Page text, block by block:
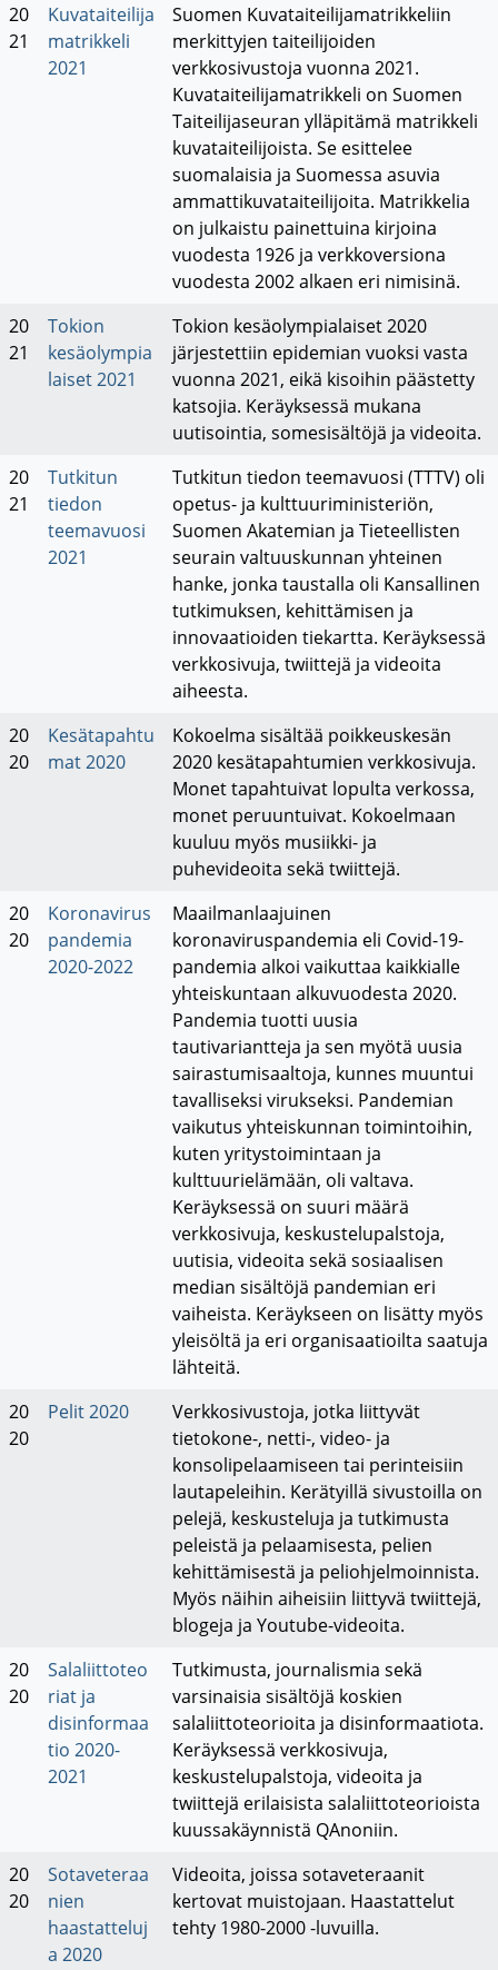
20
21
Kuvataiteilija
matrikkeli
2021
Suomen Kuvataiteilijamatrikkeliin
merkittyjen taiteilijoiden
verkkosivustoja vuonna 2021.
Kuvataiteilijamatrikkeli on Suomen
Taiteilijaseuran ylläpitämä matrikkeli
kuvataiteilijoista. Se esittelee
suomalaisia ja Suomessa asuvia
ammattikuvataiteilijoita. Matrikkelia
on julkaistu painettuina kirjoina
vuodesta 1926 ja verkkoversiona
vuodesta 2002 alkaen eri nimisinä.
20
21
Tokion
kesäolympia
laiset 2021
Tokion kesäolympialaiset 2020
järjestettiin epidemian vuoksi vasta
vuonna 2021, eikä kisoihin päästetty
katsojia. Keräyksessä mukana
uutisointia, somesisältöjä ja videoita.
20
21
Tutkitun
tiedon
teemavuosi
2021
Tutkitun tiedon teemavuosi (TTTV) oli
opetus- ja kulttuuriministeriön,
Suomen Akatemian ja Tieteellisten
seurain valtuuskunnan yhteinen
hanke, jonka taustalla oli Kansallinen
tutkimuksen, kehittämisen ja
innovaatioiden tiekartta. Keräyksessä
verkkosivuja, twiittejä ja videoita
aiheesta.
20
20
Kesätapahtu
mat 2020
Kokoelma sisältää poikkeuskesän
2020 kesätapahtumien verkkosivuja.
Monet tapahtuivat lopulta verkossa,
monet peruuntuivat. Kokoelmaan
kuuluu myös musiikki- ja
puhevideoita sekä twiittejä.
20
20
Koronavirus
pandemia
2020-2022
Maailmanlaajuinen
koronaviruspandemia eli Covid-19-
pandemia alkoi vaikuttaa kaikkialle
yhteiskuntaan alkuvuodesta 2020.
Pandemia tuotti uusia
tautivariantteja ja sen myötä uusia
sairastumisaaltoja, kunnes muuntui
tavalliseksi virukseksi. Pandemian
vaikutus yhteiskunnan toimintoihin,
kuten yritystoimintaan ja
kulttuurielämään, oli valtava.
Keräyksessä on suuri määrä
verkkosivuja, keskustelupalstoja,
uutisia, videoita sekä sosiaalisen
median sisältöjä pandemian eri
vaiheista. Keräykseen on lisätty myös
yleisöltä ja eri organisaatioilta saatuja
lähteitä.
20
20
Pelit 2020
Verkkosivustoja, jotka liittyvät
tietokone-, netti-, video- ja
konsolipelaamiseen tai perinteisiin
lautapeleihin. Kerätyillä sivustoilla on
pelejä, keskusteluja ja tutkimusta
peleistä ja pelaamisesta, pelien
kehittämisestä ja peliohjelmoinnista.
Myös näihin aiheisiin liittyvä twiittejä,
blogeja ja Youtube-videoita.
20
20
Salaliittoteo
riat ja
disinformaa
tio 2020-
2021
Tutkimusta, journalismia sekä
varsinaisia sisältöjä koskien
salaliittoteorioita ja disinformaatiota.
Keräyksessä verkkosivuja,
keskustelupalstoja, videoita ja
twiittejä erilaisista salaliittoteorioista
kuussakäynnistä QAnoniin.
20
20
Sotaveteraa
nien
haastatteluj
a 2020
Videoita, joissa sotaveteraanit
kertovat muistojaan. Haastattelut
tehty 1980-2000 -luvuilla.